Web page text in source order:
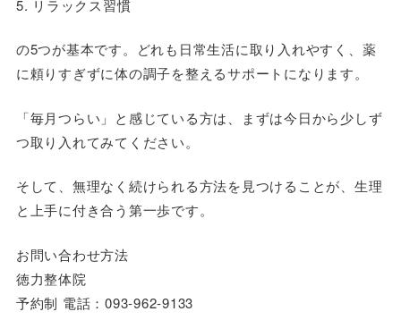
5. リラックス習慣
の5つが基本です。どれも日常生活に取り入れやすく、薬
に頼りすぎずに体の調子を整えるサポートになります。
「毎月つらい」と感じている方は、まずは今日から少しず
つ取り入れてみてください。
そして、無理なく続けられる方法を見つけることが、生理
と上手に付き合う第一歩です。
お問い合わせ方法
徳力整体院
予約制 電話：093-962-9133